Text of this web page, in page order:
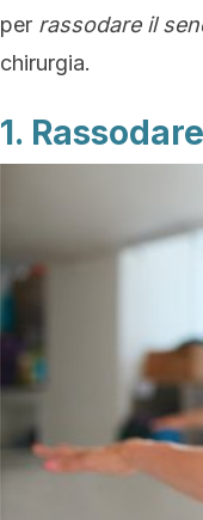
per rassodare il
chirurgia.
1.